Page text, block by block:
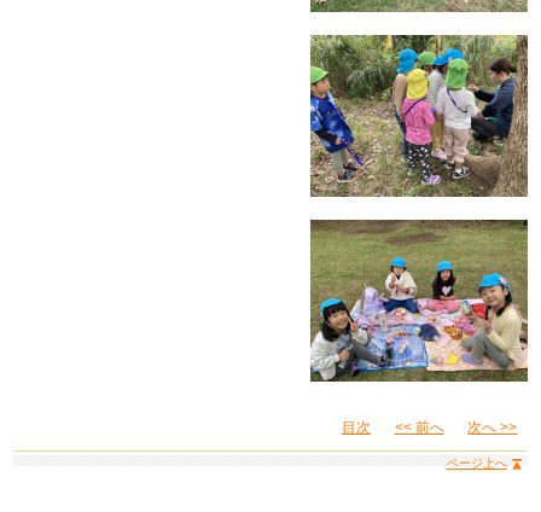
目次 << 前へ 次へ >>
ページ上へ